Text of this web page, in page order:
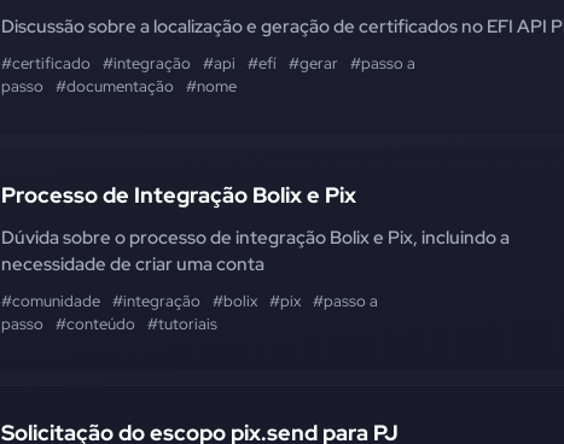
Discussão sobre a localização e geração de certificados no EFI API
#certificado #integração #api #efí #gerar
#passo a
passo
#documentação #nome
Processo de Integração Bolix e Pix
Dúvida sobre o processo de integração Bolix e Pix, incluindo a
necessidade de criar uma conta
#comunidade #integração #bolix #pix #passo a
passo
#conteúdo #tutoriais
Solicitação do escopo pix.send para PJ